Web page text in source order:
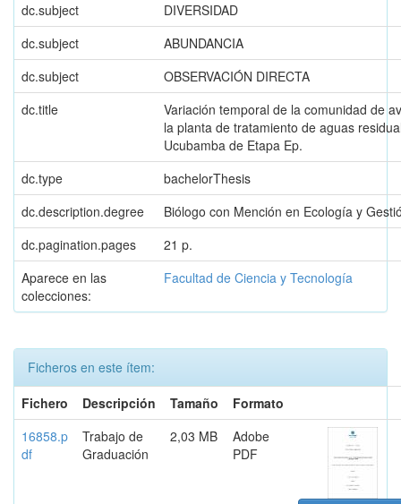
dc.subject
DIVERSIDAD
dc.subject
ABUNDANCIA
dc.subject
OBSERVACIÓN DIRECTA
dc.title
Variación temporal de la comunidad de
la planta de tratamiento de aguas
Ucubamba de Etapa Ep.
dc.type
bachelorThesis
dc.description.degree
Biólogo con Mención en Ecología y
dc.pagination.pages
21 p.
Aparece en las
colecciones:
Facultad de Ciencia y Tecnología
Ficheros en este ítem:
Fichero
Descripción Tamaño
Formato
16858.p
df
Trabajo de
Graduación
2,03 MB
Adobe
PDF